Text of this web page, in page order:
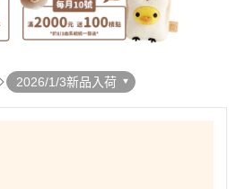
2026/1/3新品入荷